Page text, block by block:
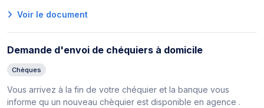
Voir le document
Demande d'envoi de chéquiers à domicile
Chèques
Vous arrivez à la fin de votre chéquier et la banque vous
informe qu un nouveau chèquier est disponible en agence .